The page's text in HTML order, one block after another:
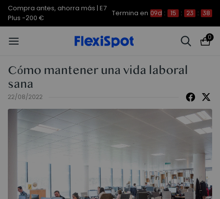
Compra antes, ahorra más | E7
Plus -200 €
Termina en 09d : 15 : 23 : 37
0
Cómo mantener una vida laboral
sana
22/08/2022